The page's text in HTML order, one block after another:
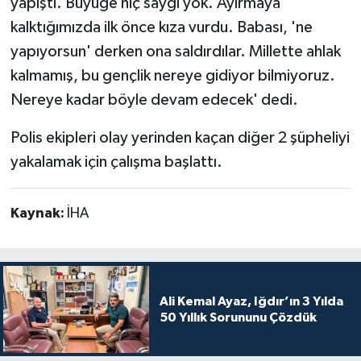
kalktığımızda ilk önce kıza vurdu. Babası, 'ne
yapıyorsun' derken ona saldırdılar. Millette ahlak
kalmamış, bu gençlik nereye gidiyor bilmiyoruz.
Nereye kadar böyle devam edecek' dedi.
Polis ekipleri olay yerinden kaçan diğer 2 şüpheliyi
yakalamak için çalışma başlattı.
Kaynak: İHA
Ali Kemal Ayaz, Iğdır’ın 3 Yılda
50 Yıllık Sorununu Çözdük